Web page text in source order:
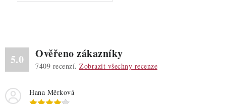
5.0 Ověřeno zákazníky
7409 recenzí. Zobrazit všechny recenze
Hana Měrková